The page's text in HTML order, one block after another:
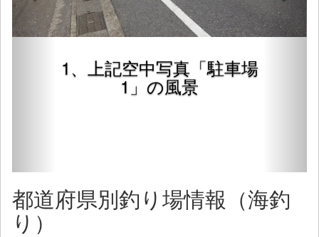
1、上記空中写真「駐車場
1」の風景
都道府県別釣り場情報（海釣
り）